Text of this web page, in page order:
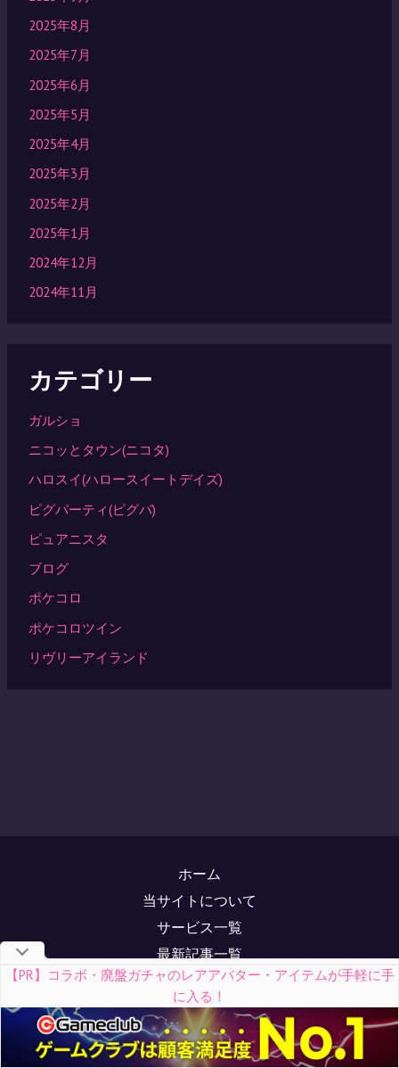
2025年8月
2025年7月
2025年6月
2025年5月
2025年4月
2025年3月
2025年2月
2025年1月
2024年12月
2024年11月
カテゴリー
ガルショ
ニコッとタウン(ニコタ)
ハロスイ(ハロースイートデイズ)
ピグパーティ(ピグパ)
ピュアニスタ
ブログ
ポケコロ
ポケコロツイン
リヴリーアイランド
【PR】コラボ・廃盤ガチャのレアアバター・アイテムが手軽に手
に入る！
ホーム
当サイトについて
サービス一覧
最新記事一覧
お問い合わせ
メディア掲載実績
サイトマップ